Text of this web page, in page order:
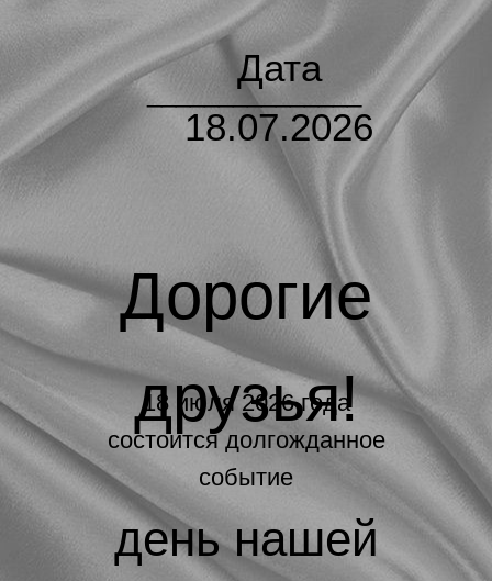
Дата
18.07.2026
_______________
Дорогие
друзья!
18 июля 2026 года
состоится долгожданное
событие
день нашей